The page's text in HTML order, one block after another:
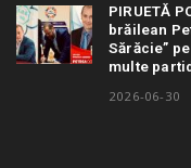
PIRUETĂ
brăilean
Sărăcie”
multe
2026-06-30